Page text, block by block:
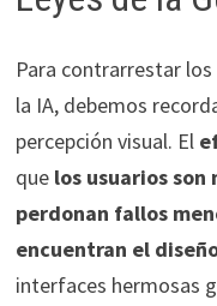
Para contrarrestar
la IA, debemos
percepción visual. El
que los usuarios
perdonan fallos
encuentran el
interfaces hermosas